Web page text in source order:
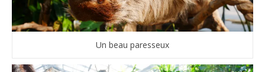
Un beau paresseux